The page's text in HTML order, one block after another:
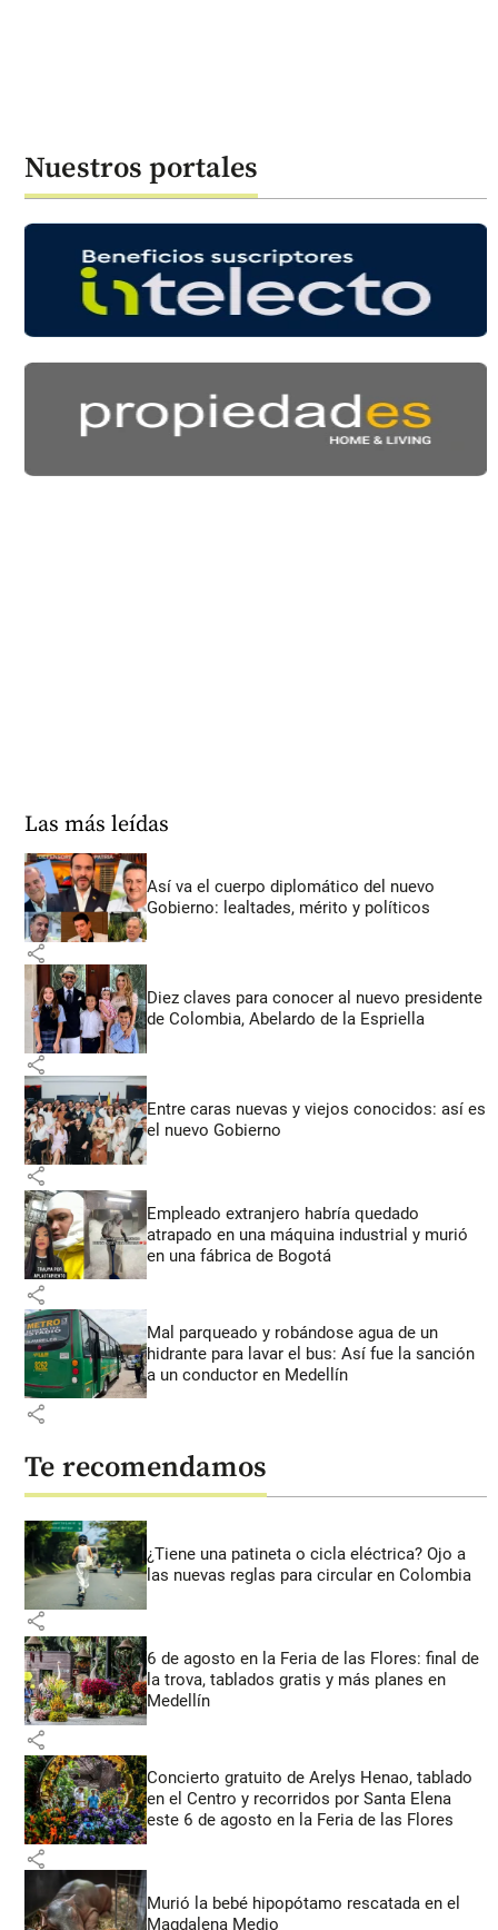
Nuestros portales
Las más leídas
Así va el cuerpo diplomático del nuevo
Gobierno: lealtades, mérito y políticos
share
Diez claves para conocer al nuevo presidente
de Colombia, Abelardo de la Espriella
share
Entre caras nuevas y viejos conocidos: así es
el nuevo Gobierno
share
Empleado extranjero habría quedado
atrapado en una máquina industrial y murió
en una fábrica de Bogotá
share
Mal parqueado y robándose agua de un
hidrante para lavar el bus: Así fue la sanción
a un conductor en Medellín
share
Te recomendamos
¿Tiene una patineta o cicla eléctrica? Ojo a
las nuevas reglas para circular en Colombia
share
6 de agosto en la Feria de las Flores: final de
la trova, tablados gratis y más planes en
Medellín
share
Concierto gratuito de Arelys Henao, tablado
en el Centro y recorridos por Santa Elena
este 6 de agosto en la Feria de las Flores
share
Murió la bebé hipopótamo rescatada en el
Magdalena Medio